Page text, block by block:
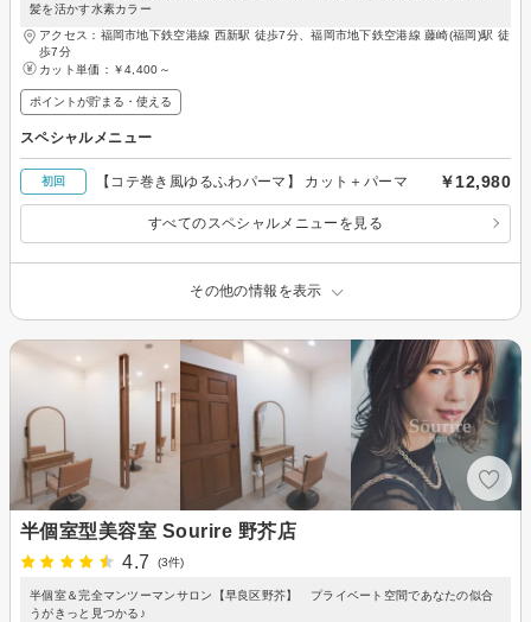
髪を活かす水素カラー
アクセス：福岡市地下鉄空港線 西新駅 徒歩7分、福岡市地下鉄空港線 藤崎(福岡)駅 徒
歩7分
カット単価： ￥4,400～
ポイントが貯まる・使える
スペシャルメニュー
初回 【コテ巻き風ゆるふわパーマ】 カット＋パーマ ￥12,980
すべてのスペシャルメニューを見る
その他の情報を表示
半個室型美容室 Sourire 野芥店
4.7
(3件)
半個室＆完全マンツーマンサロン【早良区野芥】 プライベート空間であなたの似合
うがきっと見つかる♪